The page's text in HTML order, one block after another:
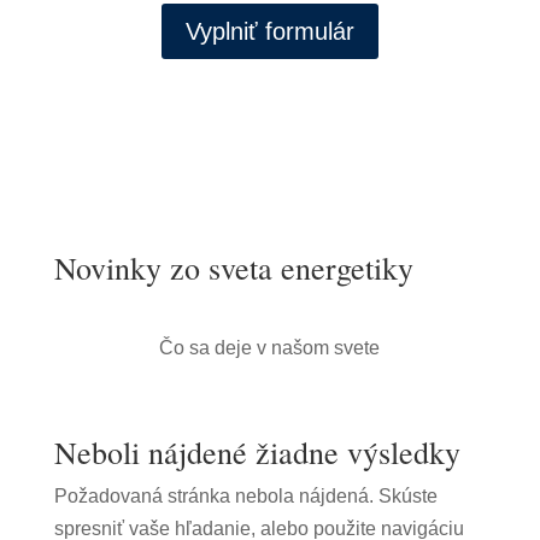
Vyplniť formulár
Novinky zo sveta energetiky
Čo sa deje v našom svete
Neboli nájdené žiadne výsledky
Požadovaná stránka nebola nájdená. Skúste
spresniť vaše hľadanie, alebo použite navigáciu